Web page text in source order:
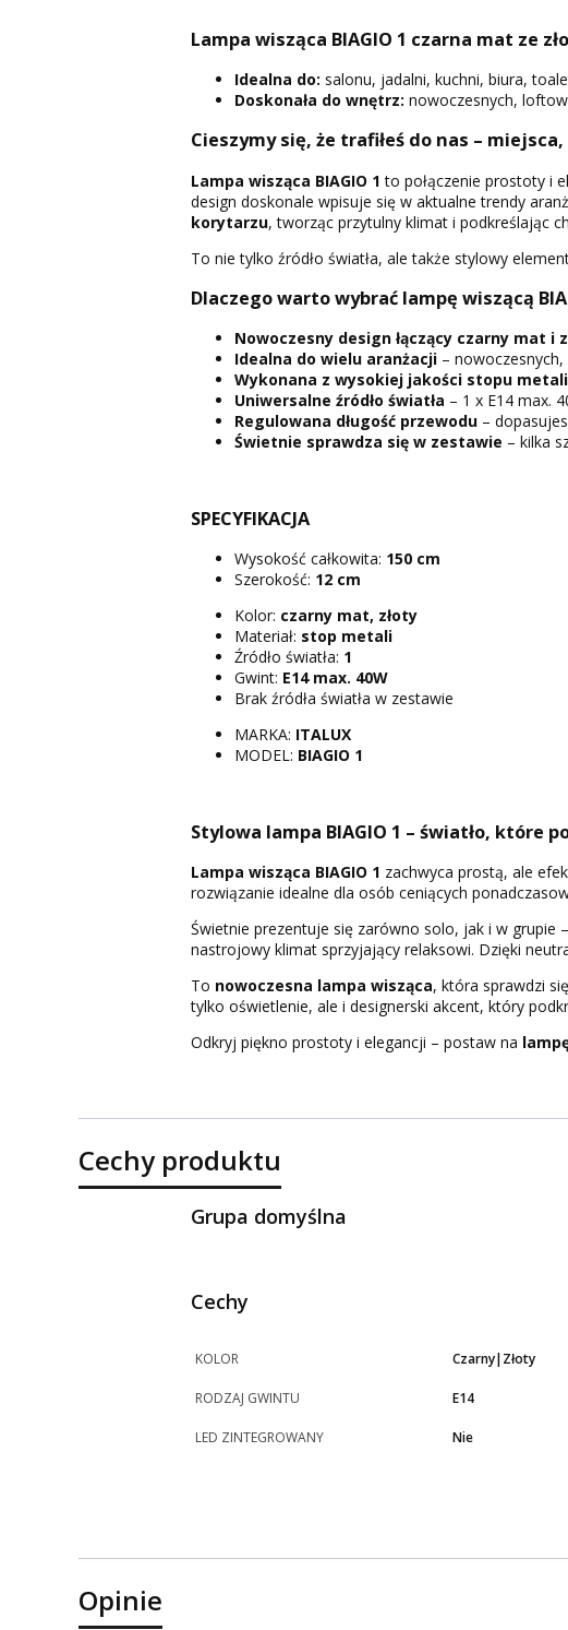
Lampa wisząca BIAGIO 1 czarna mat ze
Idealna do: salonu, jadalni, kuchni, biura,
Doskonała do wnętrz: nowoczesnych,
Cieszymy się, że trafiłeś do nas –
Lampa wisząca BIAGIO 1 to połączenie prostoty i
design doskonale wpisuje się w aktualne trendy
korytarzu, tworząc przytulny klimat i podkreślając
To nie tylko źródło światła, ale także stylowy
Dlaczego warto wybrać lampę wiszącą
Nowoczesny design łączący czarny mat i
Idealna do wielu aranżacji– nowoczesnych,
Wykonana z wysokiej jakości stopu metali
Uniwersalne źródło światła – 1 x E14 max.
Regulowana długość przewodu–
Świetnie sprawdza się w zestawie – kilka
SPECYFIKACJA
Wysokość całkowita: 150 cm
Szerokość: 12 cm
Kolor: czarny mat, złoty
Materiał: stop metali
Źródło światła: 1
Gwint: E14 max. 40W
Brak źródła światła w zestawie
MARKA: ITALUX
MODEL: BIAGIO 1
Stylowa lampa BIAGIO 1 – światło,
Lampa wisząca BIAGIO 1 zachwyca prostą, ale
rozwiązanie idealne dla osób ceniących
Świetnie prezentuje się zarówno solo, jak i w grupie
nastrojowy klimat sprzyjający relaksowi. Dzięki
To nowoczesna lampa wisząca, która sprawdzi
tylko oświetlenie, ale i designerski akcent, który
Odkryj piękno prostoty i elegancji – postaw na
Cechy produktu
Grupa domyślna
Cechy
KOLOR Czarny|Złoty
RODZAJ GWINTU E14
LED ZINTEGROWANY Nie
Opinie